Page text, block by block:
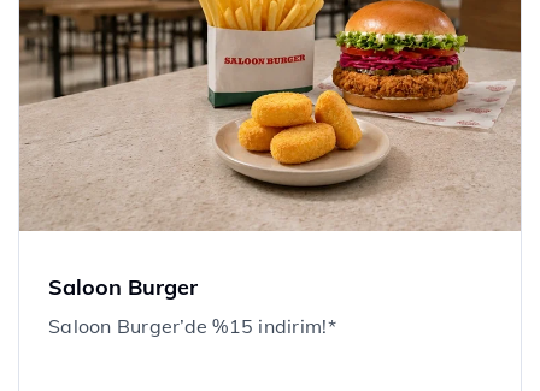
Saloon Burger
​Saloon Burger’de %15 indirim!*